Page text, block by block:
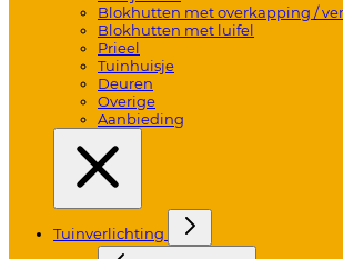
Blokhutten met overkapping /
Blokhutten met luifel
Prieel
Tuinhuisje
Deuren
Overige
Aanbieding
Tuinverlichting